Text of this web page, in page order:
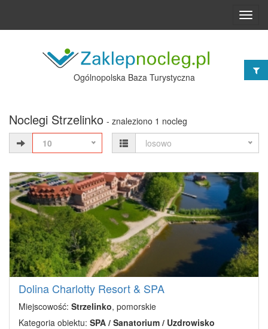
Ogólnopolska Baza Turystyczna
Noclegi Strzelinko - znaleziono 1 nocleg
10
losowo
Dolina Charlotty Resort & SPA
Miejscowość: Strzelinko, pomorskie
Kategoria obiektu: SPA / Sanatorium / Uzdrowisko